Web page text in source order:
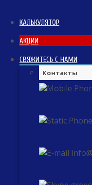
КАЛЬКУЛЯТОР
АКЦИИ
СВЯЖИТЕСЬ С НАМИ
Контакты